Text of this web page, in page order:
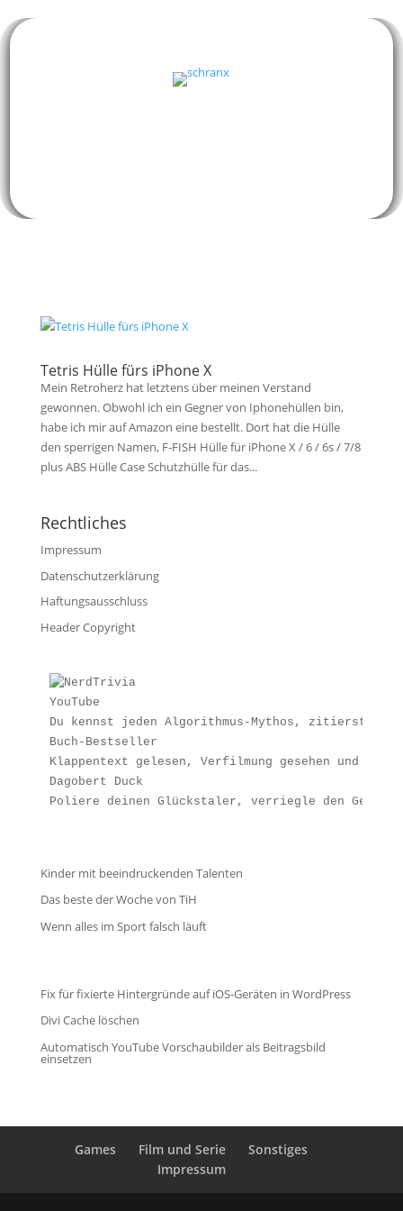
Tetris Hülle fürs iPhone X
Mein Retroherz hat letztens über meinen Verstand
gewonnen. Obwohl ich ein Gegner von Iphonehüllen bin,
habe ich mir auf Amazon eine bestellt. Dort hat die Hülle
den sperrigen Namen, F-FISH Hülle für iPhone X / 6 / 6s / 7/8
plus ABS Hülle Case Schutzhülle für das...
Rechtliches
Impressum
Datenschutzerklärung
Haftungsausschluss
Header Copyright
YouTube
Du kennst jeden Algorithmus-Mythos, zitierst
Buch-Bestseller
Klappentext gelesen, Verfilmung gesehen und
Dagobert Duck
Poliere deinen Glückstaler, verriegle den
Kinder mit beeindruckenden Talenten
Das beste der Woche von TiH
Wenn alles im Sport falsch läuft
Fix für fixierte Hintergründe auf iOS-Geräten in WordPress
Divi Cache löschen
Automatisch YouTube Vorschaubilder als Beitragsbild
einsetzen
Games Film und Serie
Sonstiges
Impressum